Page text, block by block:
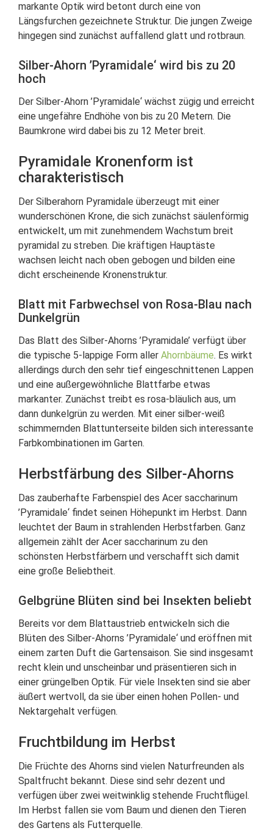
markante Optik wird betont durch eine von
Längsfurchen gezeichnete Struktur. Die jungen Zweige
hingegen sind zunächst auffallend glatt und rotbraun.
Silber-Ahorn ’Pyramidale‘ wird bis zu 20
hoch
Der Silber-Ahorn ’Pyramidale‘ wächst zügig und erreicht
eine ungefähre Endhöhe von bis zu 20 Metern. Die
Baumkrone wird dabei bis zu 12 Meter breit.
Pyramidale Kronenform ist
charakteristisch
Der Silberahorn Pyramidale überzeugt mit einer
wunderschönen Krone, die sich zunächst säulenförmig
entwickelt, um mit zunehmendem Wachstum breit
pyramidal zu streben. Die kräftigen Hauptäste
wachsen leicht nach oben gebogen und bilden eine
dicht erscheinende Kronenstruktur.
Blatt mit Farbwechsel von Rosa-Blau nach
Dunkelgrün
Das Blatt des Silber-Ahorns ’Pyramidale’ verfügt über
die typische 5-lappige Form aller Ahornbäume. Es wirkt
allerdings durch den sehr tief eingeschnittenen Lappen
und eine außergewöhnliche Blattfarbe etwas
markanter. Zunächst treibt es rosa-bläulich aus, um
dann dunkelgrün zu werden. Mit einer silber-weiß
schimmernden Blattunterseite bilden sich interessante
Farbkombinationen im Garten.
Herbstfärbung des Silber-Ahorns
Das zauberhafte Farbenspiel des Acer saccharinum
’Pyramidale‘ findet seinen Höhepunkt im Herbst. Dann
leuchtet der Baum in strahlenden Herbstfarben. Ganz
allgemein zählt der Acer saccharinum zu den
schönsten Herbstfärbern und verschafft sich damit
eine große Beliebtheit.
Gelbgrüne Blüten sind bei Insekten beliebt
Bereits vor dem Blattaustrieb entwickeln sich die
Blüten des Silber-Ahorns ’Pyramidale‘ und eröffnen mit
einem zarten Duft die Gartensaison. Sie sind insgesamt
recht klein und unscheinbar und präsentieren sich in
einer grüngelben Optik. Für viele Insekten sind sie aber
äußert wertvoll, da sie über einen hohen Pollen- und
Nektargehalt verfügen.
Fruchtbildung im Herbst
Die Früchte des Ahorns sind vielen Naturfreunden als
Spaltfrucht bekannt. Diese sind sehr dezent und
verfügen über zwei weitwinklig stehende Fruchtflügel.
Im Herbst fallen sie vom Baum und dienen den Tieren
des Gartens als Futterquelle.